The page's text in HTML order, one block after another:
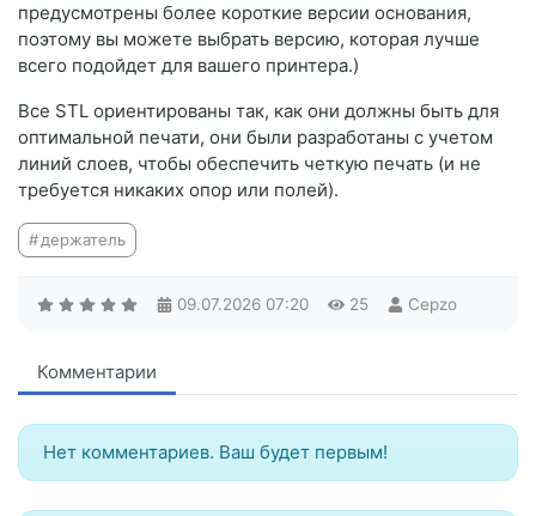
предусмотрены более короткие версии основания,
поэтому вы можете выбрать версию, которая лучше
всего подойдет для вашего принтера.)
Все STL ориентированы так, как они должны быть для
оптимальной печати, они были разработаны с учетом
линий слоев, чтобы обеспечить четкую печать (и не
требуется никаких опор или полей).
держатель
09.07.2026 07:20 25 Cepzo
Комментарии
Нет комментариев. Ваш будет первым!